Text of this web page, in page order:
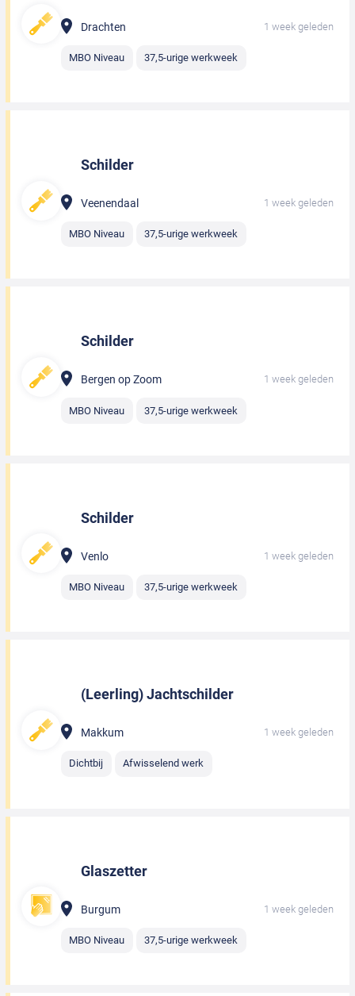
Drachten 1 week geleden
MBO Niveau 37,5-urige werkweek
Schilder
Veenendaal 1 week geleden
MBO Niveau 37,5-urige werkweek
Schilder
Bergen op Zoom 1 week geleden
MBO Niveau 37,5-urige werkweek
Schilder
Venlo 1 week geleden
MBO Niveau 37,5-urige werkweek
(Leerling) Jachtschilder
Makkum 1 week geleden
Dichtbij Afwisselend werk
Glaszetter
Burgum 1 week geleden
MBO Niveau 37,5-urige werkweek